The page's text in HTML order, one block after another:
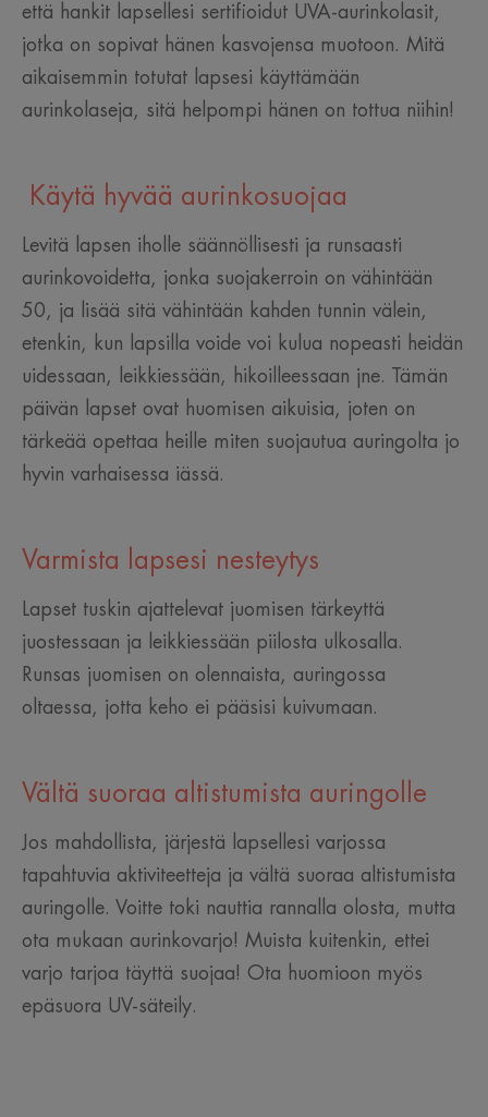
että hankit lapsellesi sertifioidut UVA-aurinkolasit,
jotka on sopivat hänen kasvojensa muotoon. Mitä
aikaisemmin totutat lapsesi käyttämään
aurinkolaseja, sitä helpompi hänen on tottua niihin!
Käytä hyvää aurinkosuojaa
Levitä lapsen iholle säännöllisesti ja runsaasti
aurinkovoidetta, jonka suojakerroin on vähintään
50, ja lisää sitä vähintään kahden tunnin välein,
etenkin, kun lapsilla voide voi kulua nopeasti heidän
uidessaan, leikkiessään, hikoilleessaan jne. Tämän
päivän lapset ovat huomisen aikuisia, joten on
tärkeää opettaa heille miten suojautua auringolta jo
hyvin varhaisessa iässä.
Varmista lapsesi nesteytys
Lapset tuskin ajattelevat juomisen tärkeyttä
juostessaan ja leikkiessään piilosta ulkosalla.
Runsas juomisen on olennaista, auringossa
oltaessa, jotta keho ei pääsisi kuivumaan.
Vältä suoraa altistumista auringolle
Jos mahdollista, järjestä lapsellesi varjossa
tapahtuvia aktiviteetteja ja vältä suoraa altistumista
auringolle. Voitte toki nauttia rannalla olosta, mutta
ota mukaan aurinkovarjo! Muista kuitenkin, ettei
varjo tarjoa täyttä suojaa! Ota huomioon myös
epäsuora UV-säteily.